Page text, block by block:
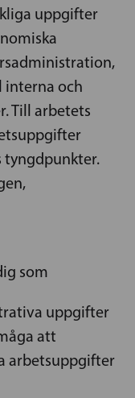
uppgifter
interna och
Till arbetets
tyngdpunkter.
som
uppgifter
att
arbetsuppgifter